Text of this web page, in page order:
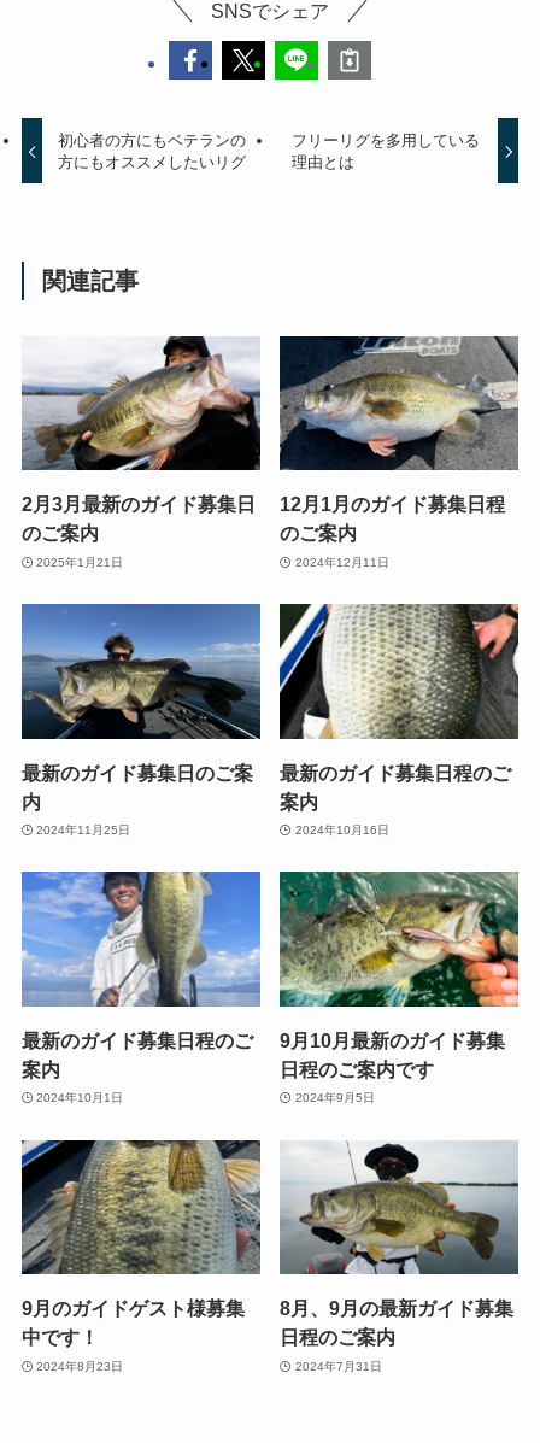
SNSでシェア
初心者の方にもベテランの
方にもオススメしたいリグ
フリーリグを多用している
理由とは
関連記事
2月3月最新のガイド募集日
のご案内
2025年1月21日
12月1月のガイド募集日程
のご案内
2024年12月11日
最新のガイド募集日のご案
内
2024年11月25日
最新のガイド募集日程のご
案内
2024年10月16日
最新のガイド募集日程のご
案内
2024年10月1日
9月10月最新のガイド募集
日程のご案内です
2024年9月5日
9月のガイドゲスト様募集
中です！
2024年8月23日
8月、9月の最新ガイド募集
日程のご案内
2024年7月31日